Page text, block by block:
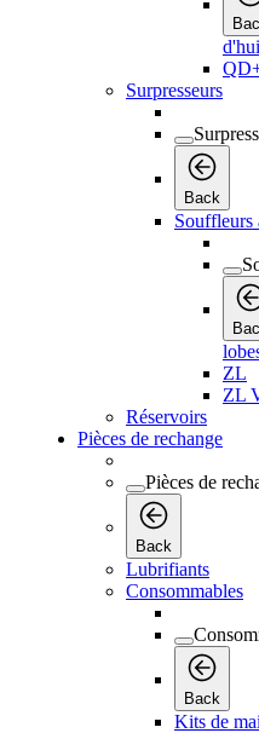
Surpresseurs
Back
Souffleurs
ZL
ZL
Réservoirs
Pièces de rechange
Pièces de
Back
Lubrifiants
Consommables
Back
Kits de